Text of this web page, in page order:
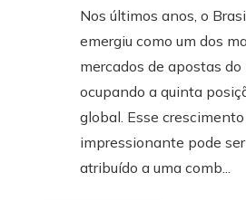
Nos últimos anos, o
emergiu como um dos
mercados de apostas do
ocupando a quinta
global. Esse crescimento
impressionante pode ser
atribuído a uma comb...